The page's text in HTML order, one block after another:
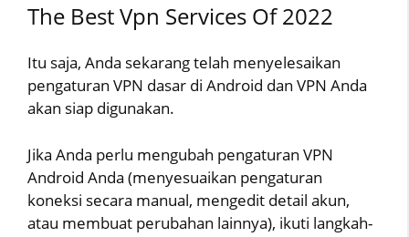
The Best Vpn Services Of 2022
Itu saja, Anda sekarang telah menyelesaikan
pengaturan VPN dasar di Android dan VPN Anda
akan siap digunakan.
Jika Anda perlu mengubah pengaturan VPN
Android Anda (menyesuaikan pengaturan
koneksi secara manual, mengedit detail akun,
atau membuat perubahan lainnya), ikuti langkah-